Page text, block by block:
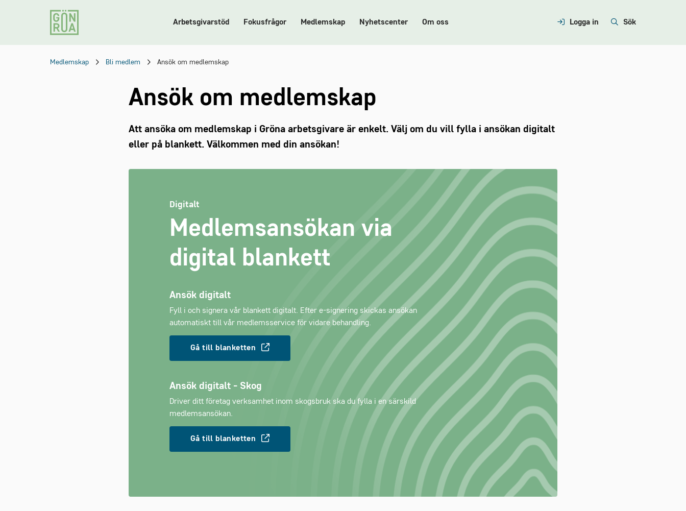
Arbetsgivarstöd Fokusfrågor Medlemskap Nyhetscenter Om oss Logga in Sök
Medlemskap Bli medlem Ansök om medlemskap
Ansök om medlemskap
Att ansöka om medlemskap i Gröna arbetsgivare är enkelt. Välj om du vill fylla i ansökan digitalt
eller på blankett. Välkommen med din ansökan!
Digitalt
Medlemsansökan via
digital blankett
Ansök digitalt
Fyll i och signera vår blankett digitalt. Efter e-signering skickas ansökan
automatiskt till vår medlemsservice för vidare behandling.
Gå till blanketten
Ansök digitalt - Skog
Driver ditt företag verksamhet inom skogsbruk ska du fylla i en särskild
medlemsansökan.
Gå till blanketten